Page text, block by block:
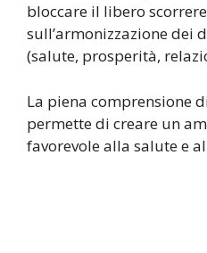
bloccare il libero
sull’armonizzazione dei
(salute, prosperità,
La piena comprensione
permette di creare un
favorevole alla salute e